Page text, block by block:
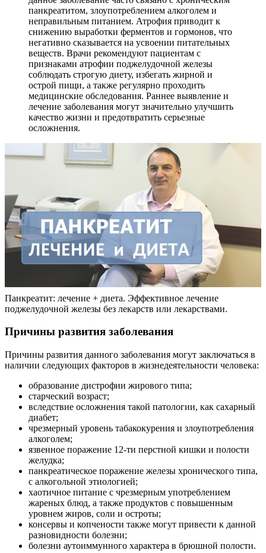
панкреатитом, злоупотреблением алкоголем и
неправильным питанием. Атрофия приводит к
снижению выработки ферментов и гормонов, что
негативно сказывается на усвоении питательных
веществ. Врачи рекомендуют пациентам с
признаками атрофии поджелудочной железы
соблюдать строгую диету, избегать жирной и
острой пищи, а также регулярно проходить
медицинские обследования. Раннее выявление и
лечение заболевания могут значительно улучшить
качество жизни и предотвратить серьезные
осложнения.
Панкреатит: лечение + диета. Эффективное лечение
поджелудочной железы без лекарств или лекарствами.
Причины развития заболевания
Причины развития данного заболевания могут заключаться в
наличии следующих факторов в жизнедеятельности человека:
образование дистрофии жирового типа;
старческий возраст;
вследствие осложнения такой патологии, как сахарный
диабет;
чрезмерный уровень табакокурения и злоупотребления
алкоголем;
язвенное поражение 12-ти перстной кишки и полости
желудка;
панкреатическое поражение железы хронического типа,
с алкогольной этиологией;
хаотичное питание с чрезмерным употреблением
жареных блюд, а также продуктов с повышенным
уровнем жиров, соли и остроты;
консервы и копчености также могут привести к данной
разновидности болезни;
болезни аутоиммунного характера в брюшной полости.